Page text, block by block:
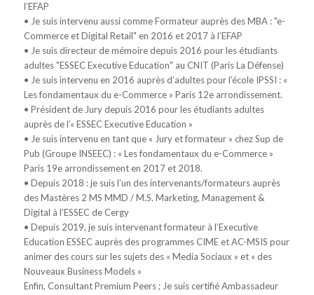
l’EFAP
• Je suis intervenu aussi comme Formateur auprès des MBA : "e-
Commerce et Digital Retail" en 2016 et 2017 à l’EFAP
• Je suis directeur de mémoire depuis 2016 pour les étudiants
adultes "ESSEC Executive Education" au CNIT (Paris La Défense)
• Je suis intervenu en 2016 auprès d’adultes pour l’école IPSSI : «
Les fondamentaux du e-Commerce » Paris 12e arrondissement.
• Président de Jury depuis 2016 pour les étudiants adultes
auprès de l’« ESSEC Executive Education »
• Je suis intervenu en tant que « Jury et formateur » chez Sup de
Pub (Groupe INSEEC) : « Les fondamentaux du e-Commerce »
Paris 19e arrondissement en 2017 et 2018.
• Depuis 2018 : je suis l’un des intervenants/formateurs auprès
des Mastères 2 MS MMD / M.S. Marketing, Management &
Digital à l’ESSEC de Cergy
• Depuis 2019, je suis intervenant formateur à l’Executive
Education ESSEC auprès des programmes CIME et AC-MSIS pour
animer des cours sur les sujets des « Media Sociaux » et « des
Nouveaux Business Models »
Enfin, Consultant Premium Peers ; Je suis certifié Ambassadeur